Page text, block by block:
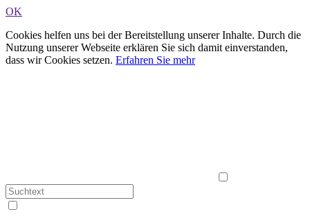
OK
Cookies helfen uns bei der Bereitstellung unserer Inhalte. Durch die
Nutzung unserer Webseite erklären Sie sich damit einverstanden,
dass wir Cookies setzen. Erfahren Sie mehr